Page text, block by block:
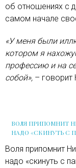
об отношениях с
самом начале
«У меня были
котором я
профессию и на
собой», – говорит
ВОЛЯ ПРИПОМНИТ
НАДО «СКИНУТЬ С
Воля припомнит
надо «скинуть с